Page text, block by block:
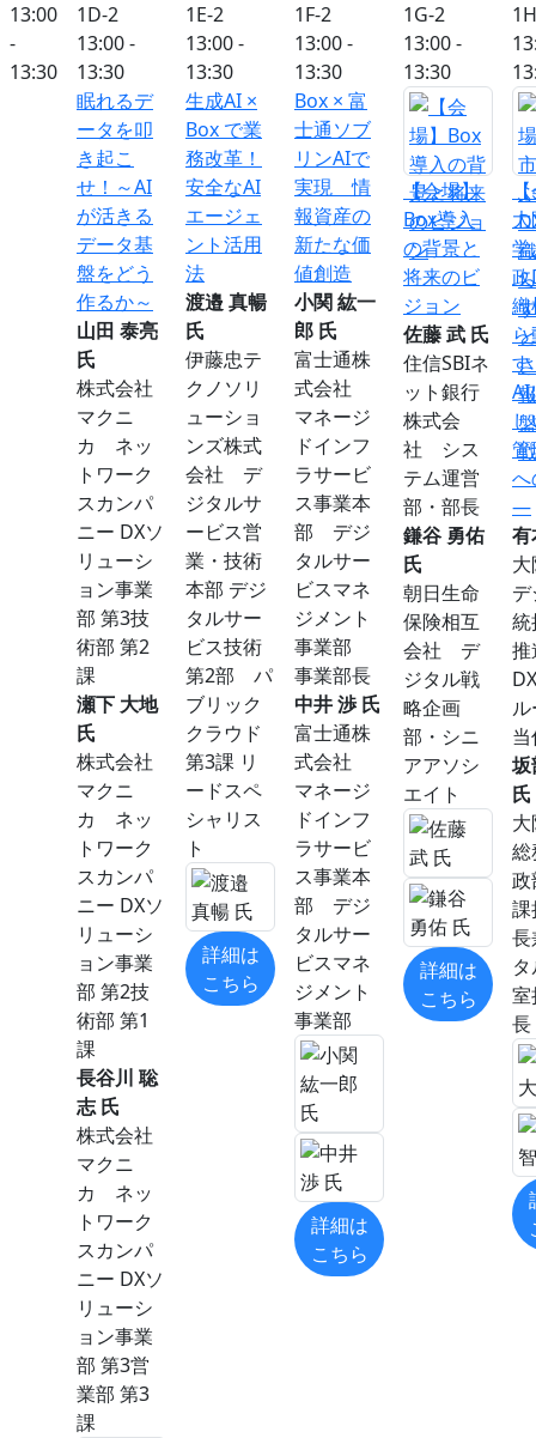
13:00
-
13:30
1D-2
13:00 -
13:30
眠れるデ
ータを叩
き起こ
せ！～AI
が活きる
データ基
盤をどう
作るか～
山田 泰亮
氏
株式会社
マクニ
カ ネッ
トワーク
スカンパ
ニー DXソ
リューシ
ョン事業
部 第3技
術部 第2
課
瀬下 大地
氏
株式会社
マクニ
カ ネッ
トワーク
スカンパ
ニー DXソ
リューシ
ョン事業
部 第2技
術部 第1
課
長谷川 聡
志 氏
株式会社
マクニ
カ ネッ
トワーク
スカンパ
ニー DXソ
リューシ
ョン事業
部 第3営
業部 第3
課
1E-2
13:00 -
13:30
生成AI ×
Box で業
務改革！
安全なAI
エージェ
ント活用
法
渡邉 真暢
氏
伊藤忠テ
クノソリ
ューショ
ンズ株式
会社 デ
ジタルサ
ービス営
業・技術
本部 デジ
タルサー
ビス技術
第2部 パ
ブリック
クラウド
第3課 リ
ードスペ
シャリス
ト
詳細は
こちら
1F-2
13:00 -
13:30
Box × 富
士通ソブ
リンAIで
実現 情
報資産の
新たな価
値創造
小関 紘一
郎 氏
富士通株
式会社
マネージ
ドインフ
ラサービ
ス事業本
部 デジ
タルサー
ビスマネ
ジメント
事業部
事業部長
中井 渉 氏
富士通株
式会社
マネージ
ドインフ
ラサービ
ス事業本
部 デジ
タルサー
ビスマネ
ジメント
事業部
詳細は
こちら
1G-2
13:00 -
13:30
【会場】
Box導入
の背景と
将来のビ
ジョン
佐藤 武 氏
住信SBIネ
ット銀行
株式会
社 シス
テム運営
部・部長
鎌谷 勇佑
氏
朝日生命
保険相互
会社 デ
ジタル戦
略企画
部・シニ
アアソシ
エイト
詳細は
こちら
学
政
織
AI
管
へ
—
有
統
推
坂
氏
総
政
課
長
室
長